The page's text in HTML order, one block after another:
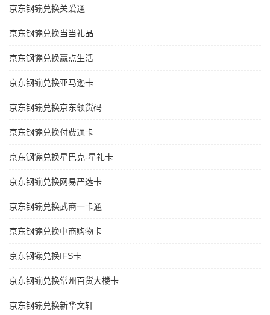
京东钢镚兑换关爱通
京东钢镚兑换当当礼品
京东钢镚兑换赢点生活
京东钢镚兑换亚马逊卡
京东钢镚兑换京东领货码
京东钢镚兑换付费通卡
京东钢镚兑换星巴克-星礼卡
京东钢镚兑换网易严选卡
京东钢镚兑换武商一卡通
京东钢镚兑换中商购物卡
京东钢镚兑换IFS卡
京东钢镚兑换常州百货大楼卡
京东钢镚兑换新华文轩